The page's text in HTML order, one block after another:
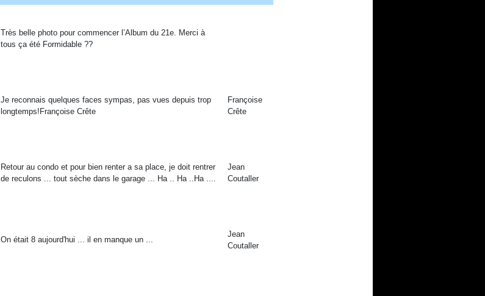
Très belle photo pour commencer l’Album du 21e. Merci à
tous ça été Formidable ??
Je reconnais quelques faces sympas, pas vues depuis trop
longtemps!Françoise Crête
Françoise
Crête
Retour au condo et pour bien renter a sa place, je doit rentrer
de reculons ... tout sèche dans le garage ... Ha .. Ha ..Ha ....
Jean
Coutaller
On était 8 aujourd'hui ... il en manque un ...
Jean
Coutaller